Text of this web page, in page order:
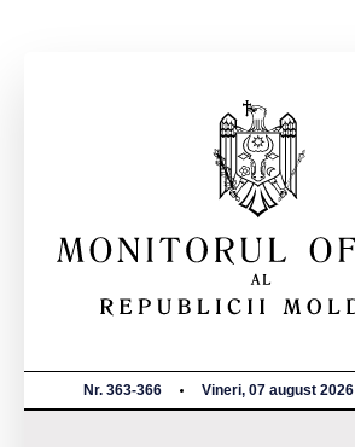
Nr. 363-366 Vineri, 07 august 2026